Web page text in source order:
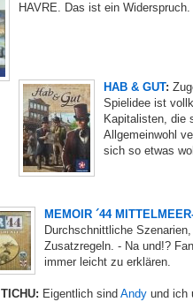
HAVRE. Das ist ein Widerspruch.
HAB & GUT:
Spielidee ist
Kapitalisten, die
Allgemeinwohl
sich so etwas
MEMOIR ´44
Durchschnittliche
Zusatzregeln. - Na und!?
immer leicht zu erklären.
TICHU: Eigentlich sind Andy und ich